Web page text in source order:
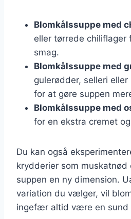
Blomkålssuppe med
eller tørrede chiliflager
smag.
Blomkålssuppe med
gulerødder, selleri
for at gøre suppen
Blomkålssuppe med
for en ekstra cremet
Du kan også
krydderier som
suppen en ny dimension.
variation du vælger, vil
ingefær altid være en sund